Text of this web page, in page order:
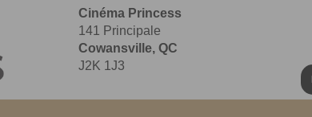
Cinéma Princess
141 Principale
Cowansville, QC
J2K 1J3